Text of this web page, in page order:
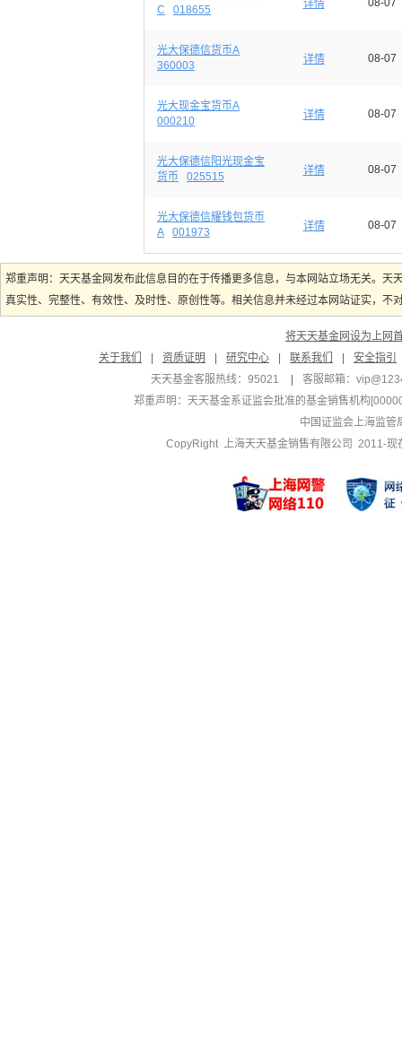
C
018655 详情 08-07
光大保德信货币A
360003
详情 08-07
光大现金宝货币A
000210
详情 08-07
光大保德信阳光现金宝
货币
025515 详情 08-07
光大保德信耀钱包货币
A
001973 详情 08-07
郑重声明：天天基金网发布此信息目的在于传播更多信息，与本网站立场无关。
真实性、完整性、有效性、及时性、原创性等。相关信息并未经过本网站证实，
将天天基金网设为上网
关于我们
资质证明 研究中心 联系我们
安全指引
天天基金客服热线：95021
客服邮箱：
郑重声明： 天天基金系证监会批准的基金销售机构
中国证监会上海监管
CopyRight 上海天天基金销售有限公司 2011-